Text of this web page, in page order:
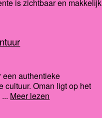
is zichtbaar en makkelijk
een authentieke
cultuur. Oman ligt op het
Meer lezen